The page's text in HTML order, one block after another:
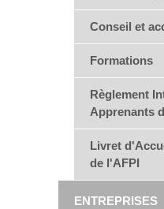
Conseil et
Formations
Règlement
Apprenants
Livret
de l'AFPI
ENTREPRISES